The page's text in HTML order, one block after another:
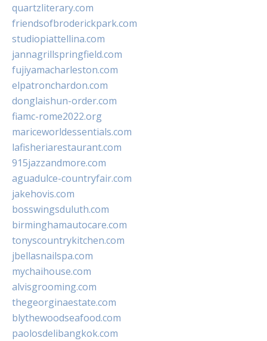
quartzliterary.com
friendsofbroderickpark.com
studiopiattellina.com
jannagrillspringfield.com
fujiyamacharleston.com
elpatronchardon.com
donglaishun-order.com
fiamc-rome2022.org
mariceworldessentials.com
lafisheriarestaurant.com
915jazzandmore.com
aguadulce-countryfair.com
jakehovis.com
bosswingsduluth.com
birminghamautocare.com
tonyscountrykitchen.com
jbellasnailspa.com
mychaihouse.com
alvisgrooming.com
thegeorginaestate.com
blythewoodseafood.com
paolosdelibangkok.com